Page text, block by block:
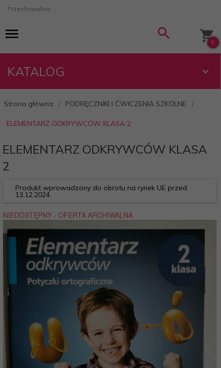
Przechowalnia
0
KATALOG
Strona główna PODRĘCZNIKI I ĆWICZENIA SZKOLNE
ELEMENTARZ ODKRYWCÓW KLASA 2
ELEMENTARZ ODKRYWCÓW KLASA
2
Produkt wprowadzony do obrotu na rynek UE przed
13.12.2024.